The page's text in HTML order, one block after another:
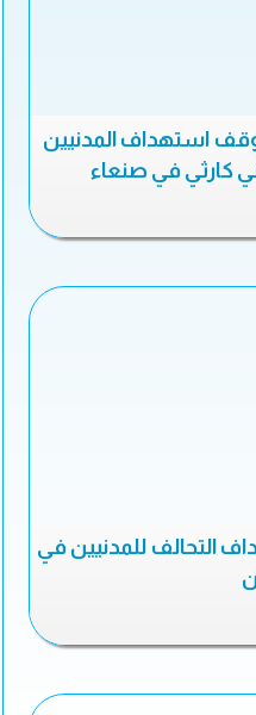
استهداف المدنيين
كارثي في صنعاء
التحالف للمدنيين في